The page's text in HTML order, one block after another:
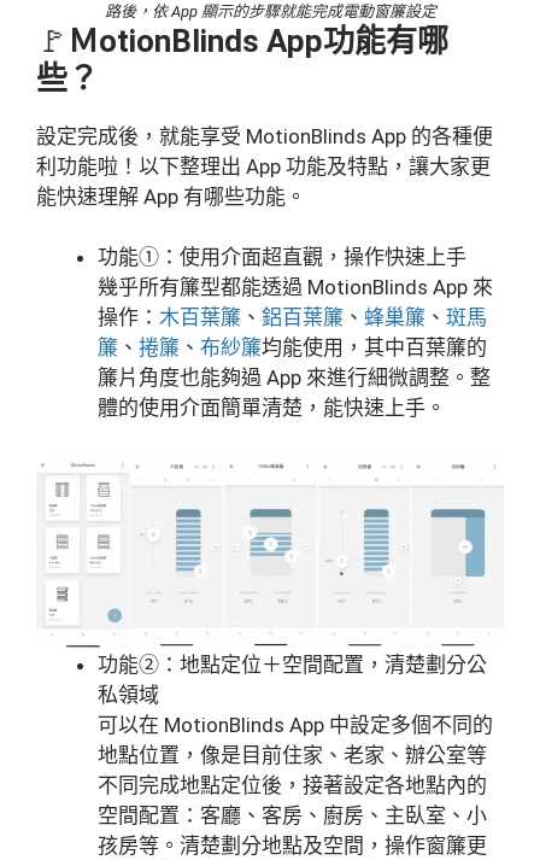
路後，依 App 顯示的步驟就能完成電動窗簾設定
🚩 ＭotionBlinds App功能有哪
些？
設定完成後，就能享受 MotionBlinds App 的各種便
利功能啦！以下整理出 App 功能及特點，讓大家更
能快速理解 App 有哪些功能。
功能①：使用介面超直觀，操作快速上手
幾乎所有簾型都能透過 MotionBlinds App 來
操作： 木百葉簾 、 鋁百葉簾 、 蜂巢簾 、 斑馬
簾 、 捲簾 、 布紗簾均能使用，其中百葉簾的
簾片角度也能夠過 App 來進行細微調整。整
體的使用介面簡單清楚，能快速上手。
功能②：地點定位＋空間配置，清楚劃分公
私領域
可以在 MotionBlinds App 中設定多個不同的
地點位置，像是目前住家、老家、辦公室等
不同完成地點定位後，接著設定各地點內的
空間配置：客廳、客房、廚房、主臥室、小
孩房等。清楚劃分地點及空間，操作窗簾更